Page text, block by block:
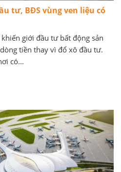
tư, BĐS vùng ven liệu có
giới đầu tư bất động sản
tiền thay vì đổ xô đầu tư.
có...